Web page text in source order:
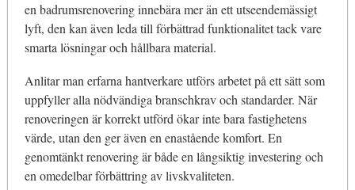
en badrumsrenovering innebära mer än ett utseendemässigt
lyft, den kan även leda till förbättrad funktionalitet tack vare
smarta lösningar och hållbara material.
Anlitar man erfarna hantverkare utförs arbetet på ett sätt som
uppfyller alla nödvändiga branschkrav och standarder. När
renoveringen är korrekt utförd ökar inte bara fastighetens
värde, utan den ger även en enastående komfort. En
genomtänkt renovering är både en långsiktig investering och
en omedelbar förbättring av livskvaliteten.